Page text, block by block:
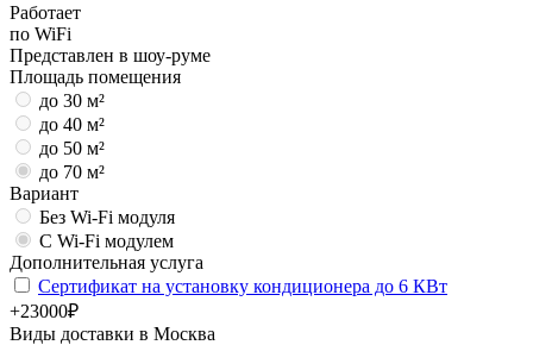
Работает
по WiFi
Представлен в шоу-руме
Площадь помещения
до 30 м²
до 40 м²
до 50 м²
до 70 м²
Вариант
Без Wi-Fi модуля
С Wi-Fi модулем
Дополнительная услуга
Сертификат на установку кондиционера до 6 КВт
+23000₽
Виды доставки в Москва